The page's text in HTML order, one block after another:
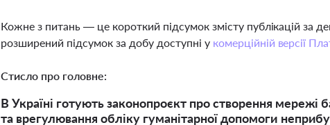
Кожне з питань — це короткий підсумок змісту публікацій за
розширений підсумок за добу доступні у комерційній версії
Стисло про головне:
В Україні готують законопроєкт про створення мережі
та врегулювання обліку гуманітарної допомоги